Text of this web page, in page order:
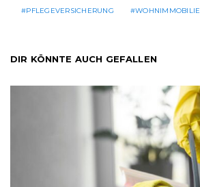
PFLEGEVERSICHERUNG
WOHNIMMOBILIE
DIR KÖNNTE AUCH GEFALLEN